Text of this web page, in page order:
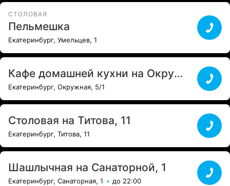
СТОЛОВАЯ
Пельмешка
Екатеринбург, Умельцев, 1
Кафе домашней кухни на Окружной
Екатеринбург, Окружная, 5/1
Столовая на Титова, 11
Екатеринбург, Титова, 11
Шашлычная на Санаторной, 1
Екатеринбург, Санаторная, 1 до 22:00